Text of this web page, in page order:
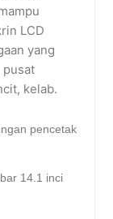
LCD
yang
pusat
kelab.
pencetak
14.1 inci